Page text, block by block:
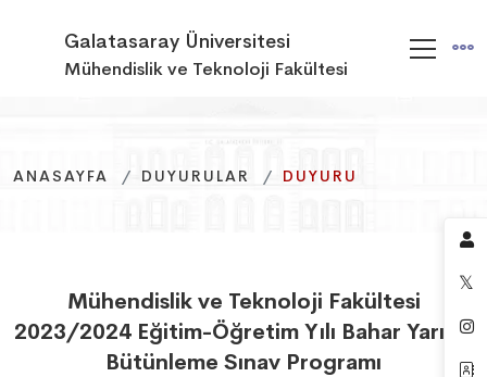
Galatasaray Üniversitesi
Mühendislik ve Teknoloji Fakültesi
ANASAYFA DUYURULAR DUYURU
ANASAYFA DUYURULAR DUYURU
ANASAYFA DUYURULAR DUYURU
Mühendislik ve Teknoloji Fakültesi
2023/2024 Eğitim-Öğretim Yılı Bahar Yarıyılı
Bütünleme Sınav Programı